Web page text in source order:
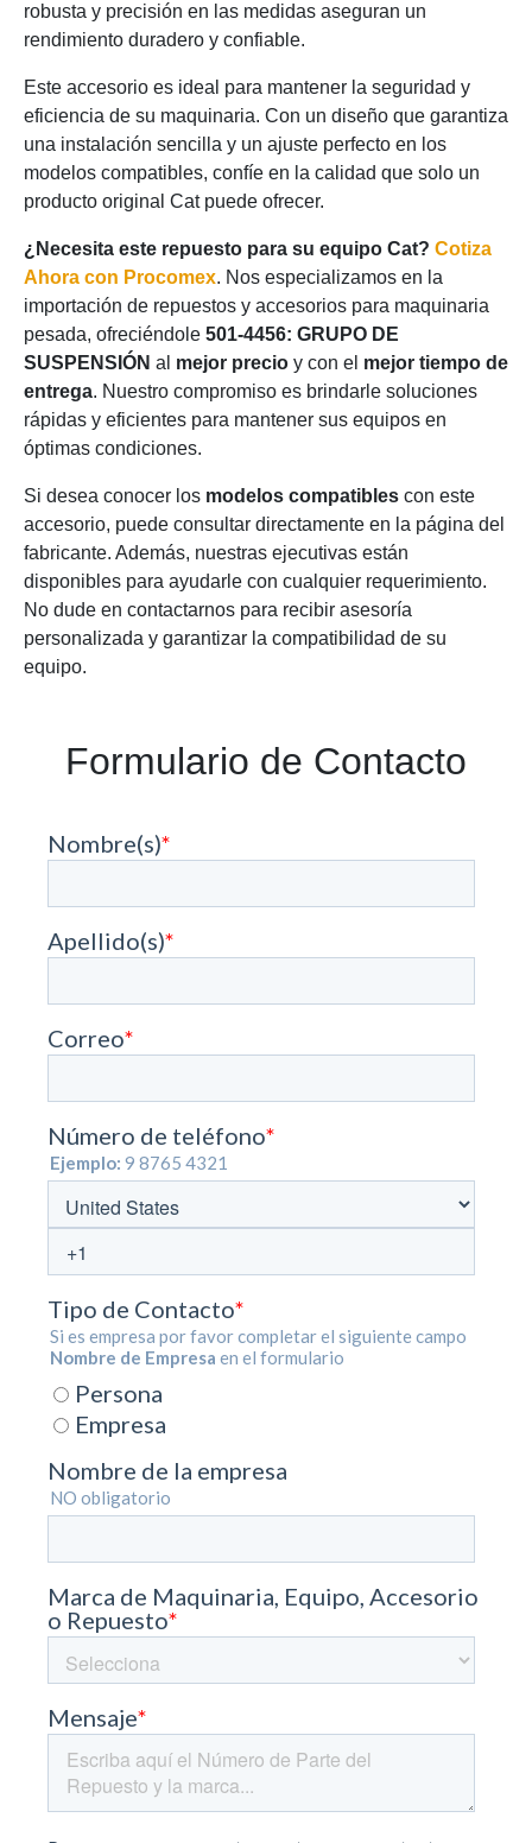
robusta y precisión en las medidas aseguran un
rendimiento duradero y confiable.
Este accesorio es ideal para mantener la seguridad y
eficiencia de su maquinaria. Con un diseño que garantiza
una instalación sencilla y un ajuste perfecto en los
modelos compatibles, confíe en la calidad que solo un
producto original Cat puede ofrecer.
¿Necesita este repuesto para su equipo Cat? Cotiza
Ahora con Procomex. Nos especializamos en la
importación de repuestos y accesorios para maquinaria
pesada, ofreciéndole 501-4456: GRUPO DE
SUSPENSIÓN al mejor precio y con el mejor tiempo de
entrega. Nuestro compromiso es brindarle soluciones
rápidas y eficientes para mantener sus equipos en
óptimas condiciones.
Si desea conocer los modelos compatibles con este
accesorio, puede consultar directamente en la página del
fabricante. Además, nuestras ejecutivas están
disponibles para ayudarle con cualquier requerimiento.
No dude en contactarnos para recibir asesoría
personalizada y garantizar la compatibilidad de su
equipo.
Formulario de Contacto